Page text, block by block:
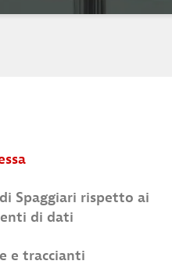
Spaggiari rispetto ai
di dati
della protezione
e traccianti